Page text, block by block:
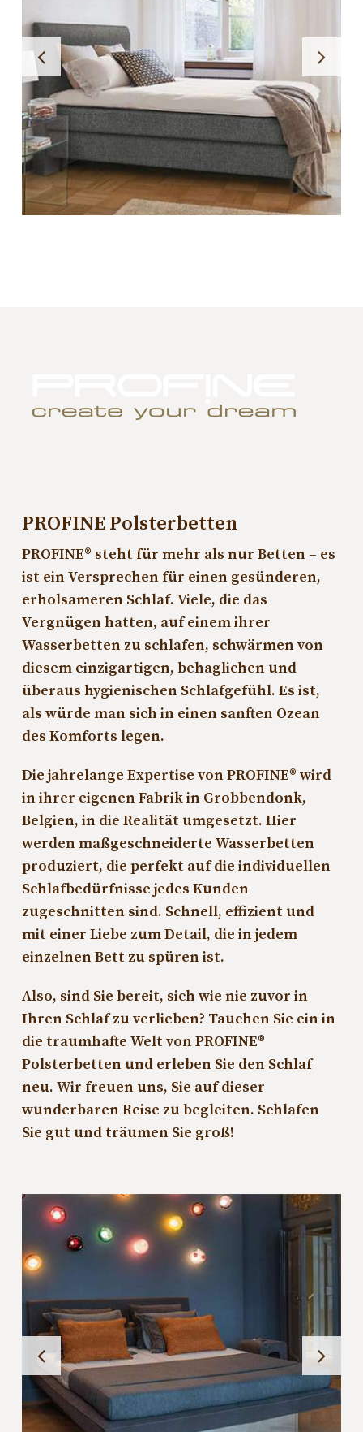
PROFINE Polsterbetten
PROFINE® steht für mehr als nur Betten – es
ist ein Versprechen für einen gesünderen,
erholsameren Schlaf. Viele, die das
Vergnügen hatten, auf einem ihrer
Wasserbetten zu schlafen, schwärmen von
diesem einzigartigen, behaglichen und
überaus hygienischen Schlafgefühl. Es ist,
als würde man sich in einen sanften Ozean
des Komforts legen.
Die jahrelange Expertise von PROFINE® wird
in ihrer eigenen Fabrik in Grobbendonk,
Belgien, in die Realität umgesetzt. Hier
werden maßgeschneiderte Wasserbetten
produziert, die perfekt auf die individuellen
Schlafbedürfnisse jedes Kunden
zugeschnitten sind. Schnell, effizient und
mit einer Liebe zum Detail, die in jedem
einzelnen Bett zu spüren ist.
Also, sind Sie bereit, sich wie nie zuvor in
Ihren Schlaf zu verlieben? Tauchen Sie ein in
die traumhafte Welt von PROFINE®
Polsterbetten und erleben Sie den Schlaf
neu. Wir freuen uns, Sie auf dieser
wunderbaren Reise zu begleiten. Schlafen
Sie gut und träumen Sie groß!